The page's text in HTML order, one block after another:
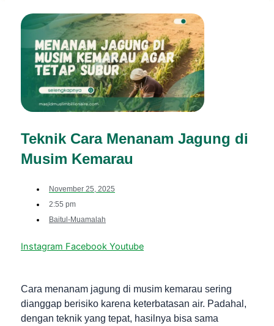
Teknik Cara Menanam Jagung di
Musim Kemarau
November 25, 2025
2:55 pm
Baitul-Muamalah
Instagram Facebook Youtube
Cara menanam jagung di musim kemarau sering
dianggap berisiko karena keterbatasan air. Padahal,
dengan teknik yang tepat, hasilnya bisa sama